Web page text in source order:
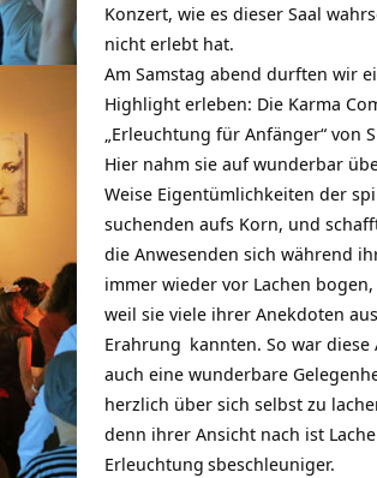
Konzert, wie es dieser Saal
nicht erlebt hat.
Am Samstag abend durften wir
Highlight erleben: Die Karma
„Erleuchtung für Anfänger“ von
Hier nahm sie auf wunderbar
Weise Eigentümlichkeiten der
suchenden aufs Korn, und
die Anwesenden sich während
immer wieder vor Lachen
weil sie viele ihrer Anekdoten
Erahrung kannten. So war
auch eine wunderbare
herzlich über sich selbst zu
denn ihrer Ansicht nach ist
Erleuchtung sbeschleuniger.